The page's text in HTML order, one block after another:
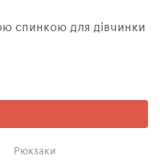
Рюкзаки